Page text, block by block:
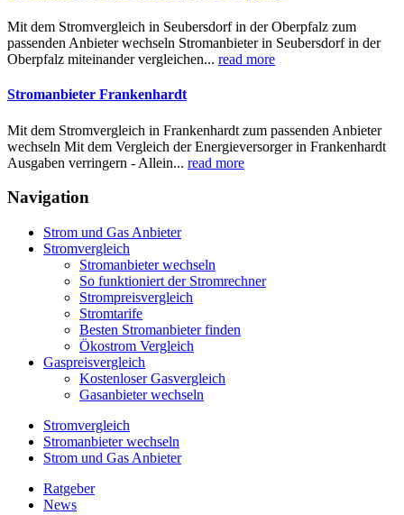
Mit dem Stromvergleich in Seubersdorf in der Oberpfalz zum
passenden Anbieter wechseln Stromanbieter in Seubersdorf in der
Oberpfalz miteinander vergleichen... read more
Stromanbieter Frankenhardt
Mit dem Stromvergleich in Frankenhardt zum passenden Anbieter
wechseln Mit dem Vergleich der Energieversorger in Frankenhardt
Ausgaben verringern - Allein... read more
Navigation
Strom und Gas Anbieter
Stromvergleich
Stromanbieter wechseln
So funktioniert der Stromrechner
Strompreisvergleich
Stromtarife
Besten Stromanbieter finden
Ökostrom Vergleich
Gaspreisvergleich
Kostenloser Gasvergleich
Gasanbieter wechseln
Stromvergleich
Stromanbieter wechseln
Strom und Gas Anbieter
Ratgeber
News